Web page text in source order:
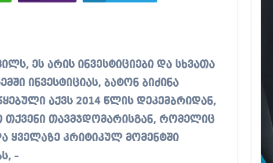
ინვესტიციას, ბატონ ბიძინა
აქვს 2014 წლის დეკემბრიდან,
თქვენი თავმჯდომარისგან, რომელიც
ყველაზე კრიტიკულ მომენტში
–